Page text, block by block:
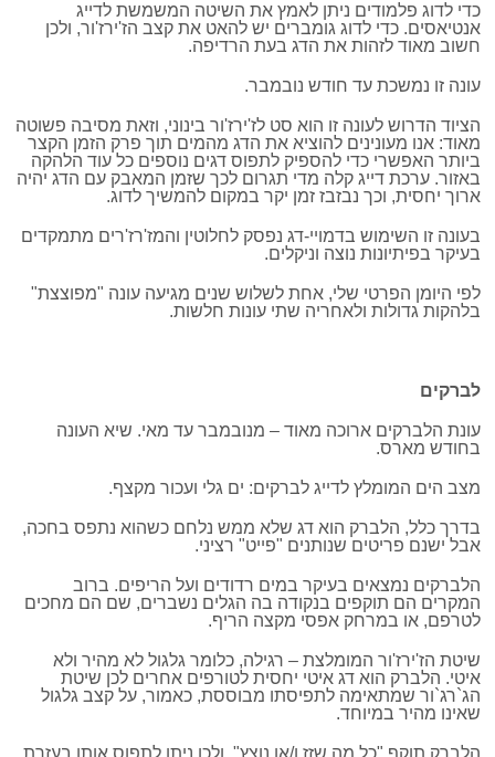
כדי לדוג פלמודים ניתן לאמץ את השיטה המשמשת לדייג
אנטיאסים. כדי לדוג גומברים יש להאט את קצב הז'ירז'ור, ולכן
חשוב מאוד לזהות את הדג בעת הרדיפה.
עונה זו נמשכת עד חודש נובמבר.
הציוד הדרוש לעונה זו הוא סט לז'ירז'ור בינוני, וזאת מסיבה פשוטה
מאוד: אנו מעונינים להוציא את הדג מהמים תוך פרק הזמן הקצר
ביותר האפשרי כדי להספיק לתפוס דגים נוספים כל עוד הלהקה
באזור. ערכת דייג קלה מדי תגרום לכך שזמן המאבק עם הדג יהיה
ארוך יחסית, וכך נבזבז זמן יקר במקום להמשיך לדוג.
בעונה זו השימוש בדמויי-דג נפסק לחלוטין והמז'רז'רים מתמקדים
בעיקר בפיתיונות נוצה וניקלים.
לפי היומן הפרטי שלי, אחת לשלוש שנים מגיעה עונה "מפוצצת"
בלהקות גדולות ולאחריה שתי עונות חלשות.
לברקים
עונת הלברקים ארוכה מאוד – מנובמבר עד מאי. שיא העונה
בחודש מארס.
מצב הים המומלץ לדייג לברקים: ים גלי ועכור מקצף.
בדרך כלל, הלברק הוא דג שלא ממש נלחם כשהוא נתפס בחכה,
אבל ישנם פריטים שנותנים "פייט" רציני.
הלברקים נמצאים בעיקר במים רדודים ועל הריפים. ברוב
המקרים הם תוקפים בנקודה בה הגלים נשברים, שם הם מחכים
לטרפם, או במרחק אפסי מקצה הריף.
שיטת הז'ירז'ור המומלצת – רגילה, כלומר גלגול לא מהיר ולא
איטי. הלברק הוא דג איטי יחסית לטורפים אחרים לכן שיטת
הג`רג`ור שמתאימה לתפיסתו מבוססת, כאמור, על קצב גלגול
שאינו מהיר במיוחד.